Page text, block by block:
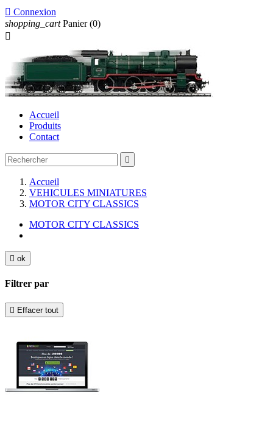
 Connexion
shopping_cart Panier (0)

Accueil
Produits
Contact

Accueil
VEHICULES MINIATURES
MOTOR CITY CLASSICS
MOTOR CITY CLASSICS
 ok
Filtrer par
 Effacer tout